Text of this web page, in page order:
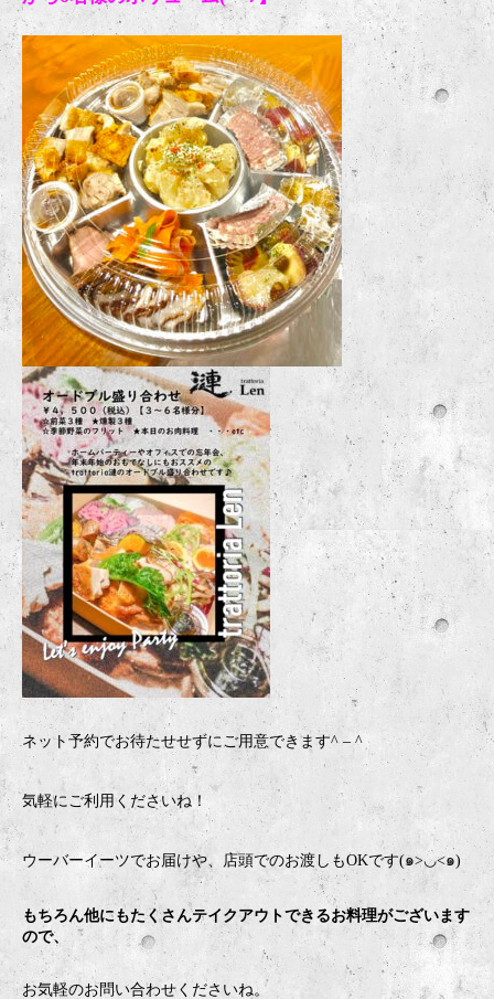
ネット予約でお待たせせずにご用意できます^ – ^
気軽にご利用くださいね！
ウーバーイーツでお届けや、店頭でのお渡しもOKです(๑>◡<๑)
もちろん他にもたくさんテイクアウトできるお料理がございます
ので、
お気軽のお問い合わせくださいね。